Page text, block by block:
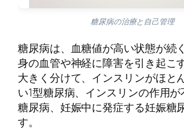
糖尿病の治療と自己管理
糖尿病は、血糖値が高い状態が続
身の血管や神経に障害を引き起こ
大きく分けて、インスリンがほと
い1型糖尿病、インスリンの作用
糖尿病、妊娠中に発症する妊娠糖
す。